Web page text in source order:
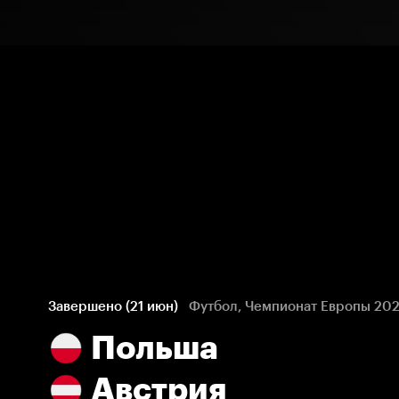
Завершено (21 июн) Футбол, Чемпионат Европы
Польша
Австрия